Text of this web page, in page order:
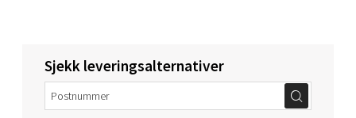
Sjekk leveringsalternativer
Molde - Moldetorget